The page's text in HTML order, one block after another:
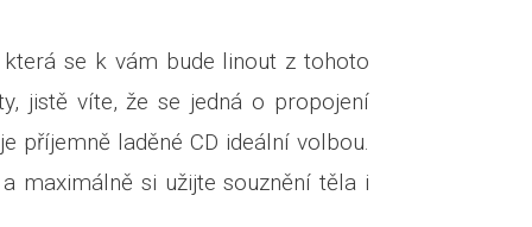
se k vám bude linout z tohoto
jistě víte, že se jedná o propojení
příjemně laděné CD ideální volbou.
maximálně si užijte souznění těla i